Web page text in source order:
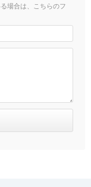
場合は、こちらのフ